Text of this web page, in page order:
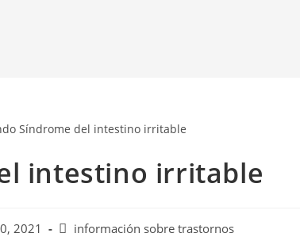
intestino irritable
2021 información sobre trastornos